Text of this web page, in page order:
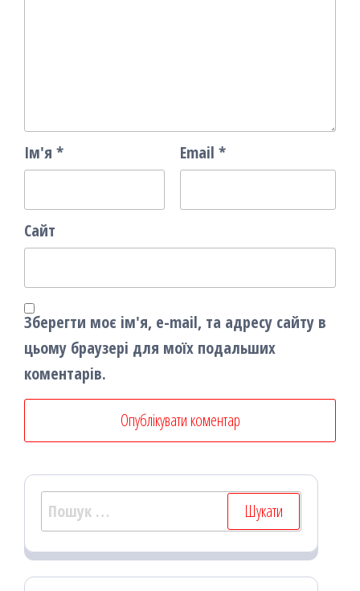
Ім'я * Email *
Сайт
Зберегти моє ім'я, e-mail, та адресу сайту в
цьому браузері для моїх подальших
коментарів.
Пошук: